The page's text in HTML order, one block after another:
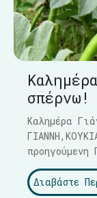
σπέρνω!
Καλημέρα
Διαβάστε